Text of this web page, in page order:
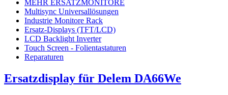
MEHR ERSATZMONITORE
Multisync Universallösungen
Industrie Monitore Rack
Ersatz-Displays (TFT/LCD)
LCD Backlight Inverter
Touch Screen - Folientastaturen
Reparaturen
Ersatzdisplay für Delem DA66We